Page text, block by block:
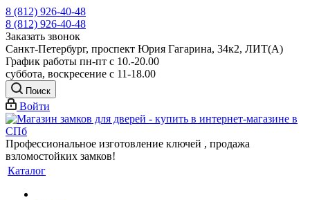
8 (812) 926-40-48
8 (812) 926-40-48
Заказать звонок
Санкт-Петербург, проспект Юрия Гагарина, 34к2, ЛИТ(А)
График работы пн-пт с 10.-20.00
суббота, воскресение с 11-18.00
Поиск
Войти
Профессиональное изготовление ключей , продажа
взломостойких замков!
Каталог